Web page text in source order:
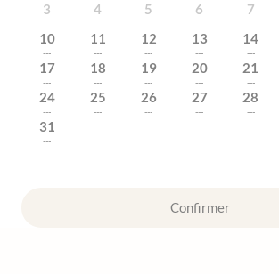
3
4 5 6 7
10
---
11
---
12
---
13
---
14
---
17
---
18
---
19
---
20
---
21
---
24
---
25
---
26
---
27
---
28
---
31
---
Confirmer